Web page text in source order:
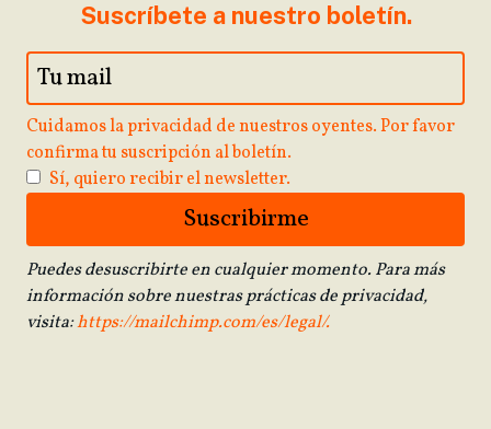
Suscríbete a nuestro boletín.
Cuidamos la privacidad de nuestros oyentes. Por favor
confirma tu suscripción al boletín.
Sí, quiero recibir el newsletter.
Puedes desuscribirte en cualquier momento. Para más
información sobre nuestras prácticas de privacidad,
visita:https://mailchimp.com/es/legal/.